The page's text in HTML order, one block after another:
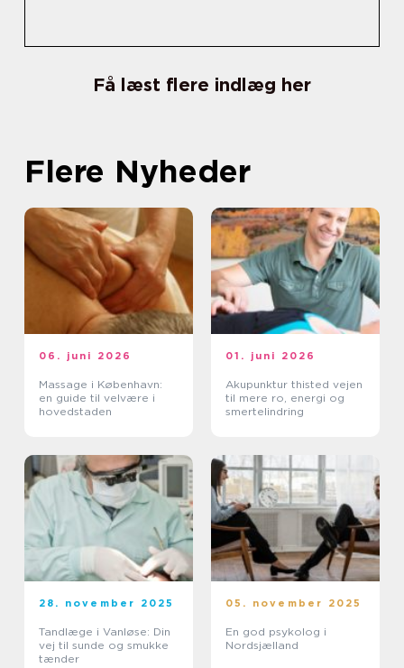
Få læst flere indlæg her
Flere Nyheder
06. juni 2026
Massage i København:
en guide til velvære i
hovedstaden
01. juni 2026
Akupunktur thisted vejen
til mere ro, energi og
smertelindring
28. november 2025
Tandlæge i Vanløse: Din
vej til sunde og smukke
tænder
05. november 2025
En god psykolog i
Nordsjælland